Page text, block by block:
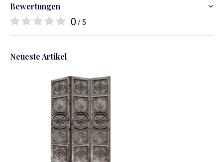
Bewertungen
0 / 5
Neueste Artikel